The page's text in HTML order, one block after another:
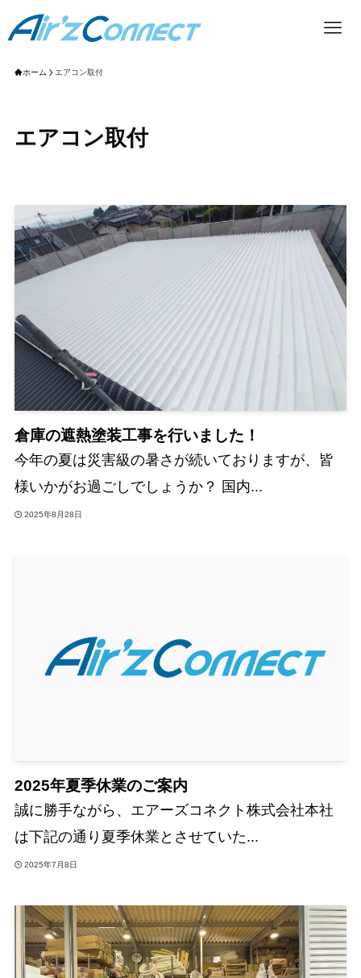
ホーム エアコン取付
エアコン取付
倉庫の遮熱塗装工事を行いました！
今年の夏は災害級の暑さが続いておりますが、皆
様いかがお過ごしでしょうか？ 国内...
2025年8月28日
2025年夏季休業のご案内
誠に勝手ながら、エアーズコネクト株式会社本社
は下記の通り夏季休業とさせていた...
2025年7月8日